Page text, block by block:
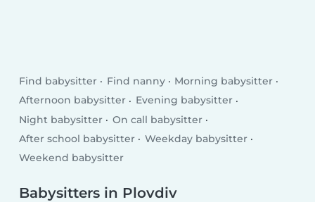
Find babysitter Find nanny
Morning babysitter
Afternoon babysitter
Evening babysitter
Night babysitter
On call babysitter
After school babysitter
Weekday babysitter
Weekend babysitter
Babysitters in Plovdiv